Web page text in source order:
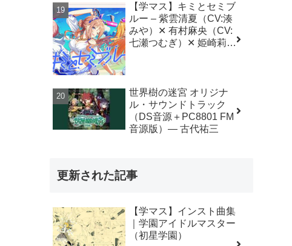
【学マス】キミとセミブ
ルー – 紫雲清夏（CV:湊
みや）✕ 有村麻央（CV:
七瀬つむぎ）✕ 姫崎莉波
ドルマスター（初星学
園）
世界樹の迷宮 オリジナ
ル・サウンドトラック
（DS音源＋PC8801 FM
音源版）― 古代祐三
更新された記事
【学マス】インスト曲集
｜学園アイドルマスター
（初星学園）